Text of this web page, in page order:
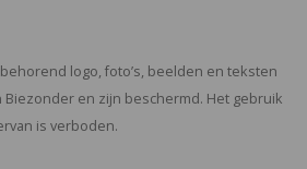
logo, foto’s, beelden en teksten
Biezonder en zijn beschermd. Het gebruik
is verboden.